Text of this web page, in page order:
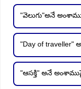
"వెలుగు"అనే
"Day of traveller"
"ఆసక్తి" అనే